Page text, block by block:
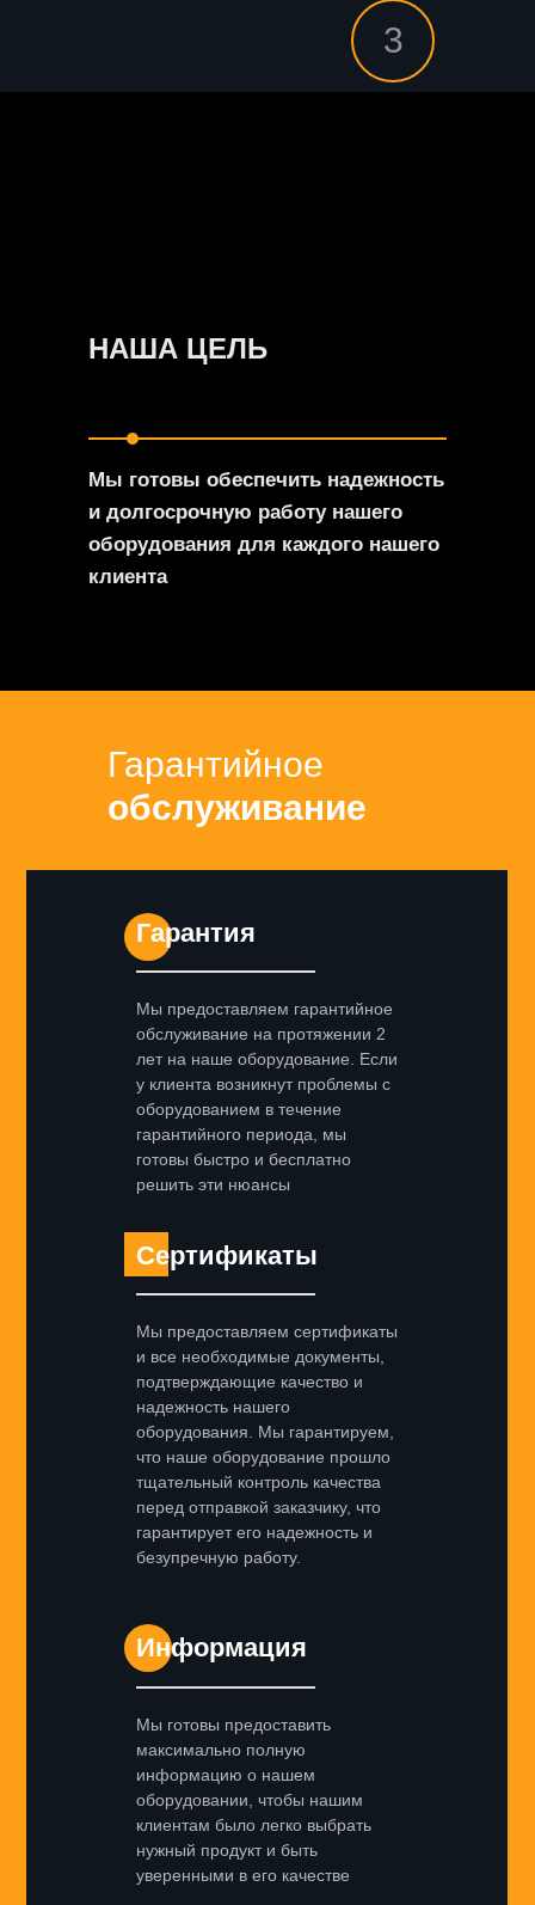
3
НАША ЦЕЛЬ
Мы готовы обеспечить надежность
и долгосрочную работу нашего
оборудования для каждого нашего
клиента
Гарантийное
обслуживание
Мы предоставляем гарантийное
обслуживание на протяжении 2
лет на наше оборудование. Если
у клиента возникнут проблемы с
оборудованием в течение
гарантийного периода, мы
готовы быстро и бесплатно
решить эти нюансы
Мы предоставляем сертификаты
и все необходимые документы,
подтверждающие качество и
надежность нашего
оборудования. Мы гарантируем,
что наше оборудование прошло
тщательный контроль качества
перед отправкой заказчику, что
гарантирует его надежность и
безупречную работу.
Мы готовы предоставить
максимально полную
информацию о нашем
оборудовании, чтобы нашим
клиентам было легко выбрать
нужный продукт и быть
уверенными в его качестве
Сертификаты
Информация
Гарантия